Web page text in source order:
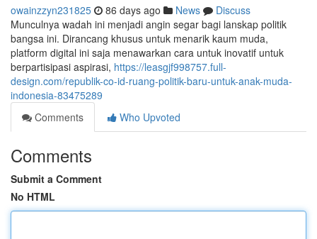
owainzzyn231825 86 days ago News
Discuss
Munculnya wadah ini menjadi angin segar bagi lanskap politik
bangsa ini. Dirancang khusus untuk menarik kaum muda,
platform digital ini saja menawarkan cara untuk inovatif untuk
berpartisipasi aspirasi, https://leasgjf998757.full-
design.com/republik-co-id-ruang-politik-baru-untuk-anak-muda-
indonesia-83475289
Comments
Who Upvoted
Comments
Submit a Comment
No HTML